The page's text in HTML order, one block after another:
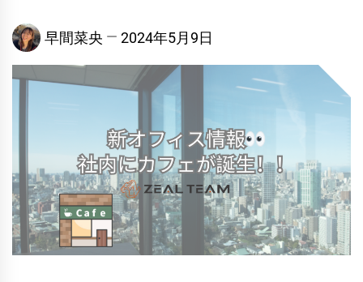
早間菜央 2024年5月9日